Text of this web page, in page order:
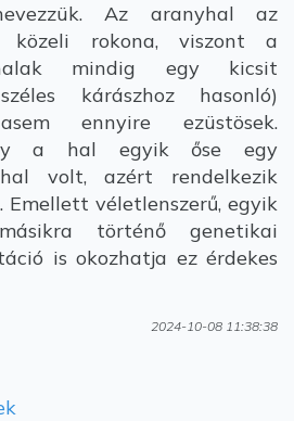
Az aranyhal az
közeli rokona, viszont a
mindig egy kicsit
kárászhoz hasonló)
ennyire ezüstösek.
a hal egyik őse egy
volt, azért rendelkezik
Emellett véletlenszerű, egyik
történő genetikai
is okozhatja ez érdekes
2024-10-08 11:38:38